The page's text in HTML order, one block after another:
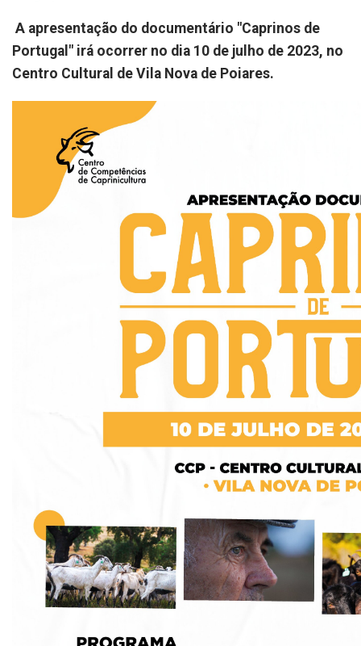
A apresentação do documentário "Caprinos de
Portugal" irá ocorrer no dia 10 de julho de 2023, no
Centro Cultural de Vila Nova de Poiares.